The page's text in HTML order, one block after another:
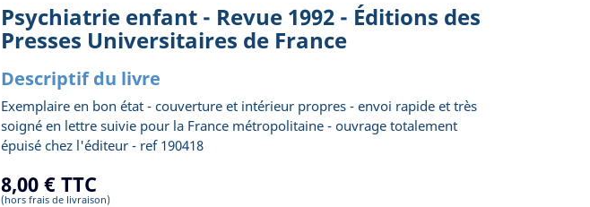
Psychiatrie enfant - Revue 1992 - Éditions des
Presses Universitaires de France
Descriptif du livre
Exemplaire en bon état - couverture et intérieur propres - envoi rapide et très
soigné en lettre suivie pour la France métropolitaine - ouvrage totalement
épuisé chez l'éditeur - ref 190418
8,00 € TTC
(hors frais de livraison)